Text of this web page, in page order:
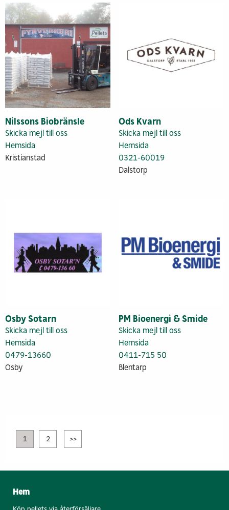
Nilssons Biobränsle
Skicka mejl till oss
Hemsida
Kristianstad
Ods Kvarn
Skicka mejl till oss
Hemsida
0321-60019
Dalstorp
Osby Sotarn
Skicka mejl till oss
Hemsida
0479-13660
Osby
PM Bioenergi & Smide
Skicka mejl till oss
Hemsida
0411-715 50
Blentarp
1 2 >>
Hem